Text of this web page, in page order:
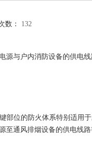
数： 132
源与户内消防设备的供电
部位的防火体系特别适用
通风排烟设备的供电线路